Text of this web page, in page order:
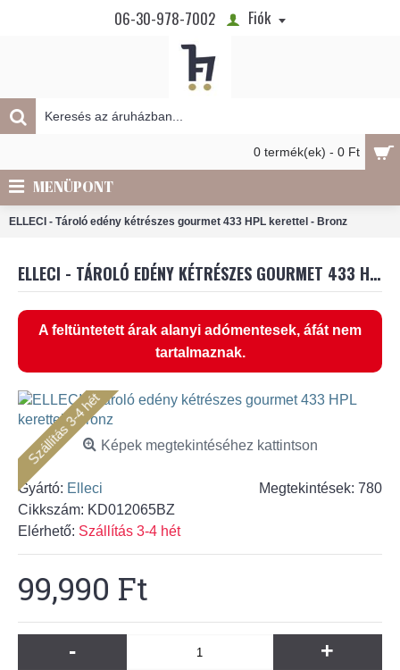
06-30-978-7002 Fiók
0 termék(ek) - 0 Ft
MENÜPONT
ELLECI - Tároló edény kétrészes gourmet 433 HPL kerettel - Bronz
ELLECI - TÁROLÓ EDÉNY KÉTRÉSZES GOURMET 433 HPL KERETTEL - BRONZ
A feltüntetett árak alanyi adómentesek, áfát nem
tartalmaznak.
Szállítás 3-4 hétKépek megtekintéséhez kattintson
Megtekintések: 780
Gyártó: Elleci
Cikkszám: KD012065BZ
Elérhető: Szállítás 3-4 hét
99,990 Ft
- +